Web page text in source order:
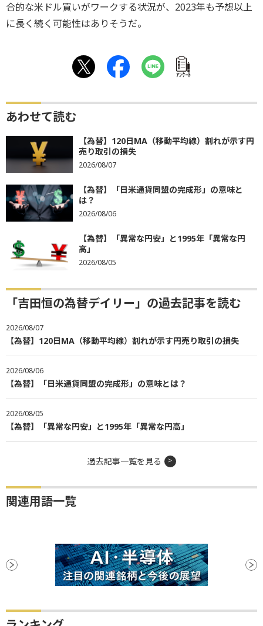
合的な米ドル買いがワークする状況が、2023年も予想以上
に長く続く可能性はありそうだ。
ｱﾝｹｰﾄ
あわせて読む
【為替】120日MA（移動平均線）割れが示す円
売り取引の損失
2026/08/07
【為替】「日米通貨同盟の完成形」の意味と
は？
2026/08/06
【為替】「異常な円安」と1995年「異常な円
高」
2026/08/05
「吉田恒の為替デイリー」の過去記事を読む
2026/08/07
【為替】120日MA（移動平均線）割れが示す円売り取引の損失
2026/08/06
【為替】「日米通貨同盟の完成形」の意味とは？
2026/08/05
【為替】「異常な円安」と1995年「異常な円高」
過去記事一覧を見る
関連用語一覧